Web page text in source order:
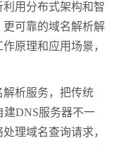
用分布式架构和智
可靠的域名解析解
原理和应用场景，
析服务，把传统
建DNS服务器不一
理域名查询请求，